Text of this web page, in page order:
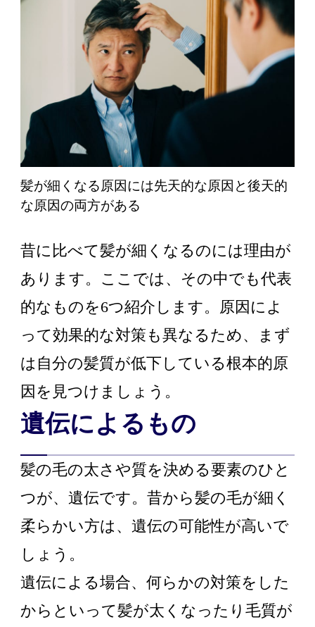
髪が細くなる原因には先天的な原因と後天的
な原因の両方がある
昔に比べて髪が細くなるのには理由が
あります。ここでは、その中でも代表
的なものを6つ紹介します。原因によ
って効果的な対策も異なるため、まず
は自分の髪質が低下している根本的原
因を見つけましょう。
遺伝によるもの
髪の毛の太さや質を決める要素のひと
つが、遺伝です。昔から髪の毛が細く
柔らかい方は、遺伝の可能性が高いで
しょう。
遺伝による場合、何らかの対策をした
からといって髪が太くなったり毛質が